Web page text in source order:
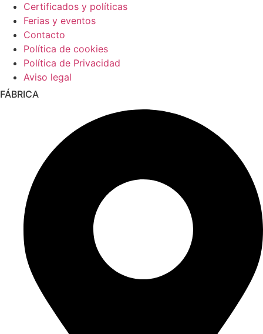
Certificados y políticas
Ferias y eventos
Contacto
Política de cookies
Política de Privacidad
Aviso legal
FÁBRICA